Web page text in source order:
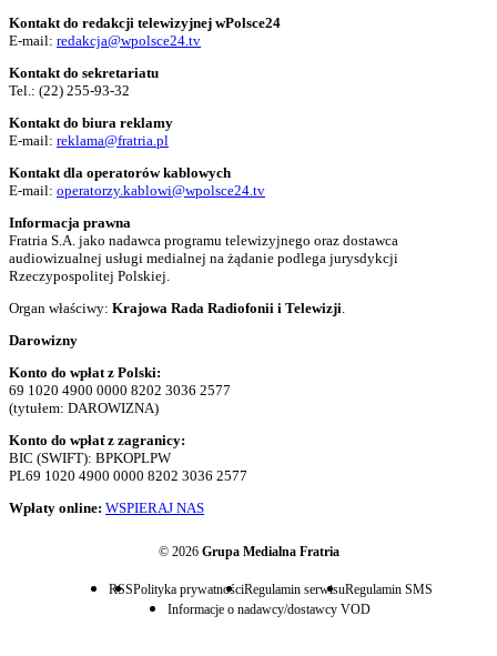
Kontakt do redakcji telewizyjnej wPolsce24
E-mail: redakcja@wpolsce24.tv
Kontakt do sekretariatu
Tel.: (22) 255-93-32
Kontakt do biura reklamy
E-mail: reklama@fratria.pl
Kontakt dla operatorów kablowych
E-mail: operatorzy.kablowi@wpolsce24.tv
Informacja prawna
Fratria S.A. jako nadawca programu telewizyjnego oraz dostawca
audiowizualnej usługi medialnej na żądanie podlega jurysdykcji
Rzeczypospolitej Polskiej.
Organ właściwy: Krajowa Rada Radiofonii i Telewizji
Darowizny
Konto do wpłat z Polski:
69 1020 4900 0000 8202 3036 2577
(tytułem: DAROWIZNA)
Konto do wpłat z zagranicy:
BIC (SWIFT): BPKOPLPW
PL69 1020 4900 0000 8202 3036 2577
Wpłaty online: WSPIERAJ NAS
© 2026 Grupa Medialna Fratria
RSSPolityka prywatnościRegulamin serwisuRegulamin SMS
Informacje o nadawcy/dostawcy VOD